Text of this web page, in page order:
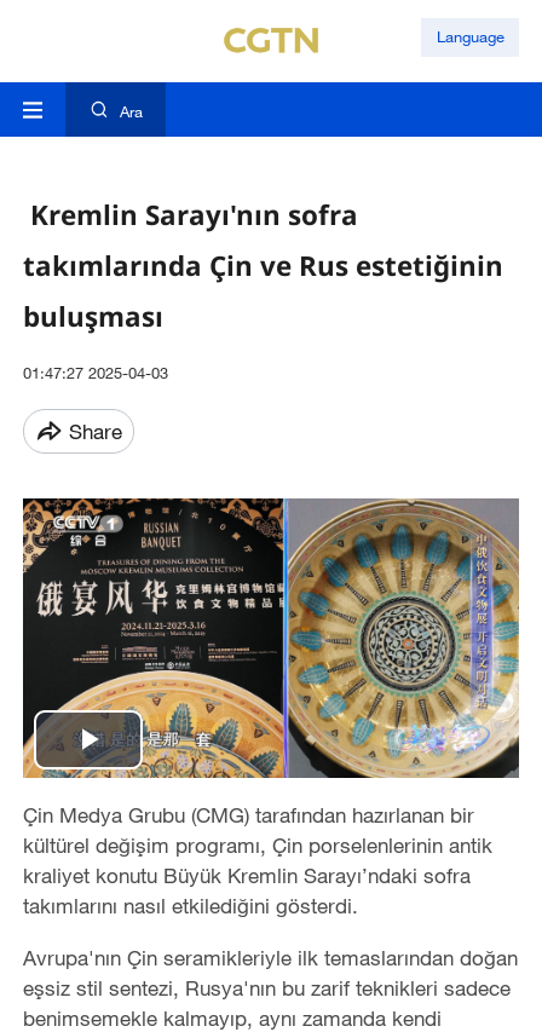
Language
Ara
Kremlin Sarayı'nın sofra
takımlarında Çin ve Rus estetiğinin
buluşması
01:47:27 2025-04-03
Share
Play
Video
Çin Medya Grubu (CMG) tarafından hazırlanan bir
kültürel değişim programı, Çin porselenlerinin antik
kraliyet konutu Büyük Kremlin Sarayı’ndaki sofra
takımlarını nasıl etkilediğini gösterdi.
Avrupa'nın Çin seramikleriyle ilk temaslarından doğan
eşsiz stil sentezi, Rusya'nın bu zarif teknikleri sadece
benimsemekle kalmayıp, aynı zamanda kendi